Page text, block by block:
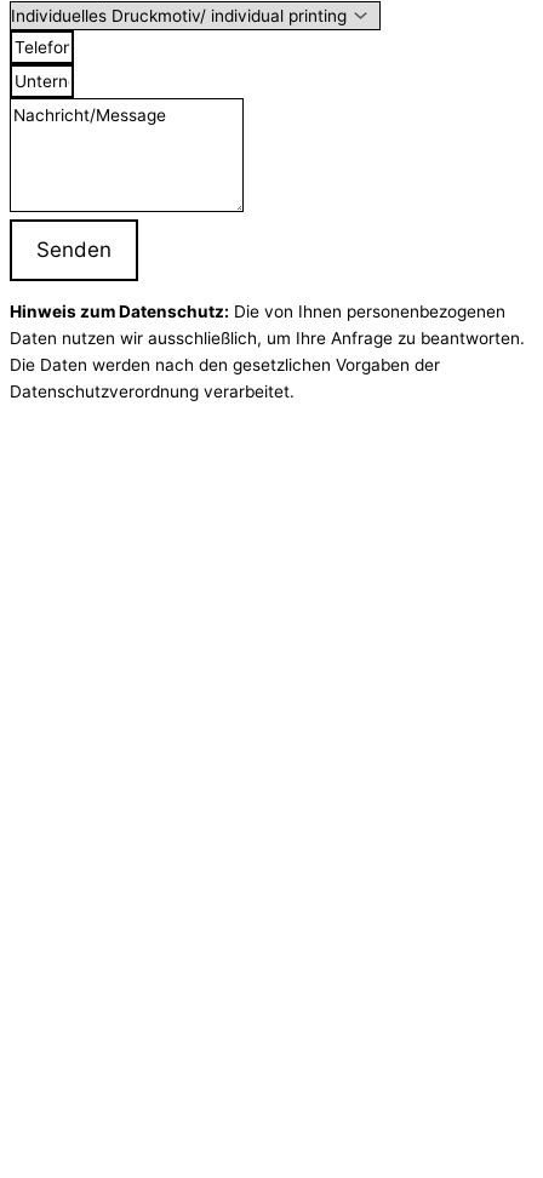
Senden
Hinweis zum Datenschutz: Die von Ihnen personenbezogenen
Daten nutzen wir ausschließlich, um Ihre Anfrage zu beantworten.
Die Daten werden nach den gesetzlichen Vorgaben der
Datenschutzverordnung verarbeitet.